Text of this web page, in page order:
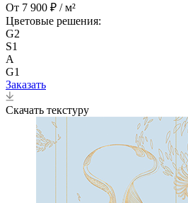
От 7 900 ₽ / м²
Цветовые решения:
G2
S1
A
G1
Заказать
Скачать текстуру